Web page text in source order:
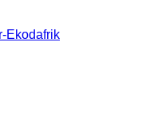
Ekodafrik